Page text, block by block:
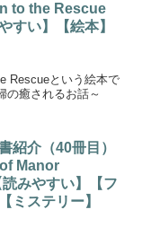
to the Rescue
すい】【絵本】
Rescueという絵本で
の癒されるお話～
紹介（40冊目）
Manor
みやすい】【フ
ミステリー】